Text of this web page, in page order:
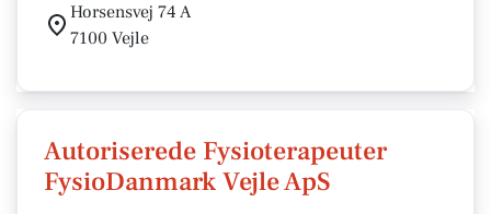
Horsensvej 74 A
7100 Vejle
Autoriserede Fysioterapeuter
FysioDanmark Vejle ApS